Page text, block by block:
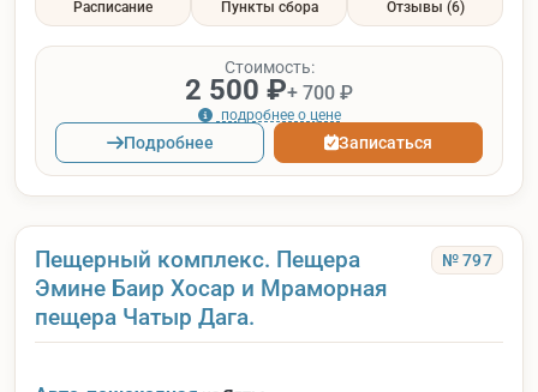
Расписание Пункты сбора Отзывы (6)
Стоимость:
2 500 ₽+ 700 ₽
подробнее о цене
Подробнее Записаться
Пещерный комплекс. Пещера
Эмине Баир Хосар и Мраморная
пещера Чатыр Дага.
№ 797